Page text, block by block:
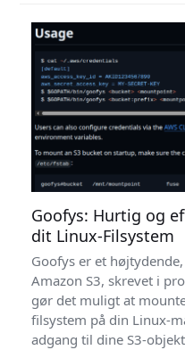
Goofys: Hurtig og
dit Linux-Filsystem
Goofys er et
Amazon S3, skrevet i
gør det muligt at
filsystem på din Linux-
adgang til dine S3-